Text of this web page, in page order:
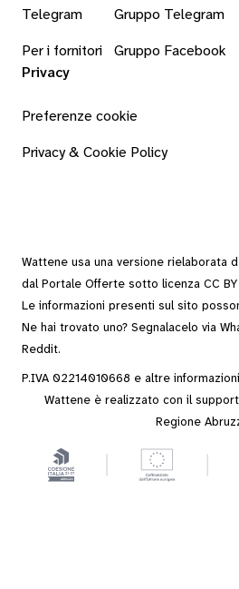
Telegram
Per i fornitori
Gruppo Telegram
Gruppo Facebook
Privacy
Preferenze cookie
Privacy & Cookie Policy
Wattene usa una versione rielaborata
dal Portale Offerte sotto licenza CC
Le informazioni presenti sul sito
Ne hai trovato uno? Segnalacelo via
Reddit.
P.IVA 02214010668 e altre
Wattene è realizzato con il
Regione